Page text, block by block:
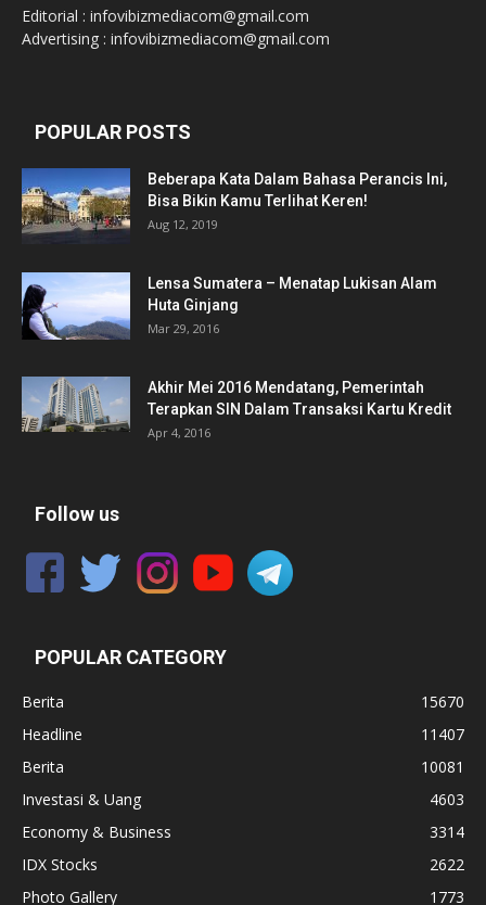
Editorial : infovibizmediacom@gmail.com
Advertising : infovibizmediacom@gmail.com
POPULAR POSTS
Beberapa Kata Dalam Bahasa Perancis Ini,
Bisa Bikin Kamu Terlihat Keren!
Aug 12, 2019
Lensa Sumatera – Menatap Lukisan Alam
Huta Ginjang
Mar 29, 2016
Akhir Mei 2016 Mendatang, Pemerintah
Terapkan SIN Dalam Transaksi Kartu Kredit
Apr 4, 2016
Follow us
POPULAR CATEGORY
Berita
15670
Headline
11407
Berita
10081
Investasi & Uang
4603
Economy & Business
3314
IDX Stocks
2622
Photo Gallery
1773